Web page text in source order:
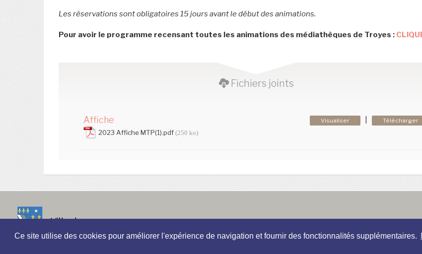
Ce site utilise des cookies pour améliorer l'expérience de navigation et fournir des fonctionnalités supplémentaires.
Les réservations sont obligatoires 15 jours avant le début des animations.
Pour avoir le programme recensant toutes les animations des médiathèques de Troyes :
Fichiers joints
Affiche
2023 Affiche MTP(1).pdf (250 ko)
Visualiser Télécharger
Contactez-nous Mentions légales | | |